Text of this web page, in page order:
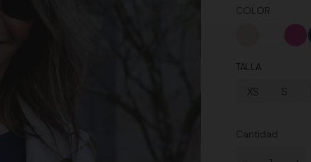
COLOR
TALLA
XS S
Cantidad